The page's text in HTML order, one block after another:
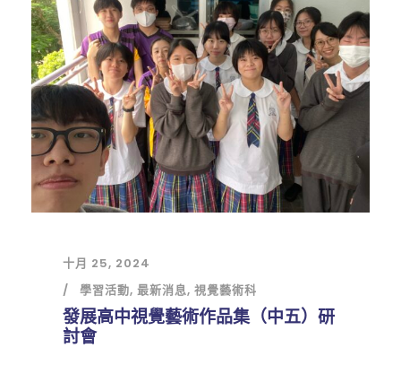
十月 25, 2024
學習活動, 最新消息, 視覺藝術科
發展高中視覺藝術作品集（中五）研
討會